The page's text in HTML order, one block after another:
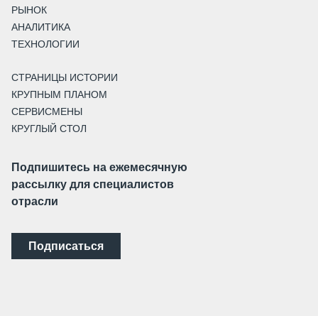
РЫНОК
АНАЛИТИКА
ТЕХНОЛОГИИ
СТРАНИЦЫ ИСТОРИИ
КРУПНЫМ ПЛАНОМ
СЕРВИСМЕНЫ
КРУГЛЫЙ СТОЛ
Подпишитесь на ежемесячную
рассылку для специалистов
отрасли
Подписаться